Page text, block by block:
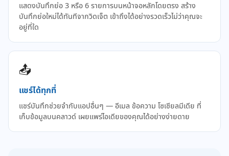
แสดงบันทึกย่อ 3 หรือ 6 รายการบนหน้าจอหลักโดยตรง สร้าง
บันทึกย่อใหม่ได้ทันทีจากวิดเจ็ต เข้าถึงได้อย่างรวดเร็วไม่ว่าคุณจะ
อยู่ที่ใด
📤
แชร์ได้ทุกที่
แชร์บันทึกช่วยจำกับแอปอื่นๆ — อีเมล ข้อความ โซเชียลมีเดีย ที่
เก็บข้อมูลบนคลาวด์ เผยแพร่ไอเดียของคุณได้อย่างง่ายดาย